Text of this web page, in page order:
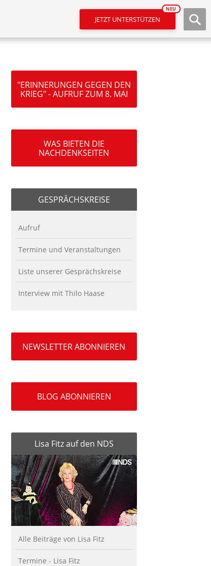
JETZT UNTERSTÜTZEN
NEU
"ERINNERUNGEN GEGEN DEN
KRIEG" - AUFRUF ZUM 8. MAI
WAS BIETEN DIE
NACHDENKSEITEN
GESPRÄCHSKREISE
Aufruf
Termine und Veranstaltungen
Liste unserer Gesprächskreise
Interview mit Thilo Haase
NEWSLETTER ABONNIEREN
BLOG ABONNIEREN
Lisa Fitz auf den NDS
Alle Beiträge von Lisa Fitz
Termine - Lisa Fitz